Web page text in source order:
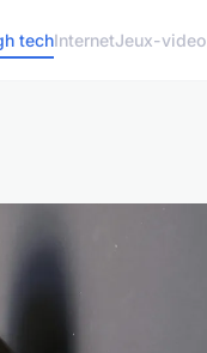
techInternetJeux-video